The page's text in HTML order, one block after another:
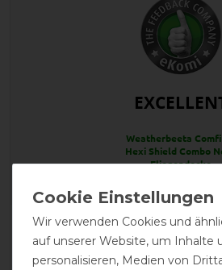
Weatherbeeta
Hexi Shield Combo
Fliegendecke
Product
2
Wir verwenden Cookies und
auf unserer Website, um Inhalte
personalisieren, Medien von